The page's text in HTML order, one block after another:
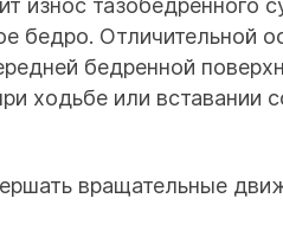
износ тазобедренного
бедро. Отличительной
бедренной
ходьбе или вставании
вращательные